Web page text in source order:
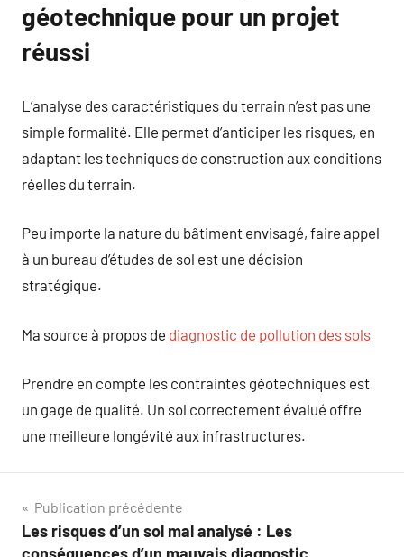
géotechnique pour un projet
réussi
L’analyse des caractéristiques du terrain n’est pas une
simple formalité. Elle permet d’anticiper les risques, en
adaptant les techniques de construction aux conditions
réelles du terrain.
Peu importe la nature du bâtiment envisagé, faire appel
à un bureau d’études de sol est une décision
stratégique.
Ma source à propos de diagnostic de pollution des sols
Prendre en compte les contraintes géotechniques est
un gage de qualité. Un sol correctement évalué offre
une meilleure longévité aux infrastructures.
Navigation
de
Publication précédente
Les risques d’un sol mal analysé : Les
conséquences d’un mauvais diagnostic